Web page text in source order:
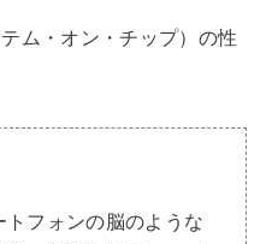
ム・オン・チップ）の性
フォンの脳のような